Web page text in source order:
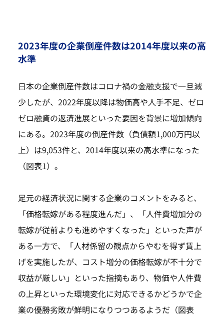
2023年度の企業倒産件数は2014年度以来の高
水準
日本の企業倒産件数はコロナ禍の金融支援で一旦減
少したが、2022年度以降は物価高や人手不足、ゼロ
ゼロ融資の返済進展といった要因を背景に増加傾向
にある。2023年度の倒産件数（負債額1,000万円以
上）は9,053件と、2014年度以来の高水準になった
（図表1）。
足元の経済状況に関する企業のコメントをみると、
「価格転嫁がある程度進んだ」、「人件費増加分の
転嫁が従前よりも進めやすくなった」といった声が
ある一方で、「人材係留の観点からやむを得ず賃上
げを実施したが、コスト増分の価格転嫁が不十分で
収益が厳しい」といった指摘もあり、物価や人件費
の上昇といった環境変化に対応できるかどうかで企
業の優勝劣敗が鮮明になりつつあるようだ（図表